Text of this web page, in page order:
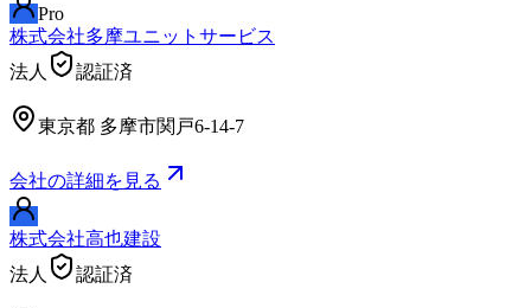
Pro
株式会社多摩ユニットサービス
法人
認証済
東京都 多摩市関戸6-14-7
会社の詳細を見る
株式会社高也建設
法人
認証済